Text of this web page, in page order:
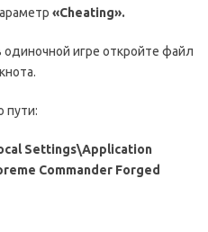
«Cheating».
игре откройте файл
пути:
Settings\Application
Commander Forged